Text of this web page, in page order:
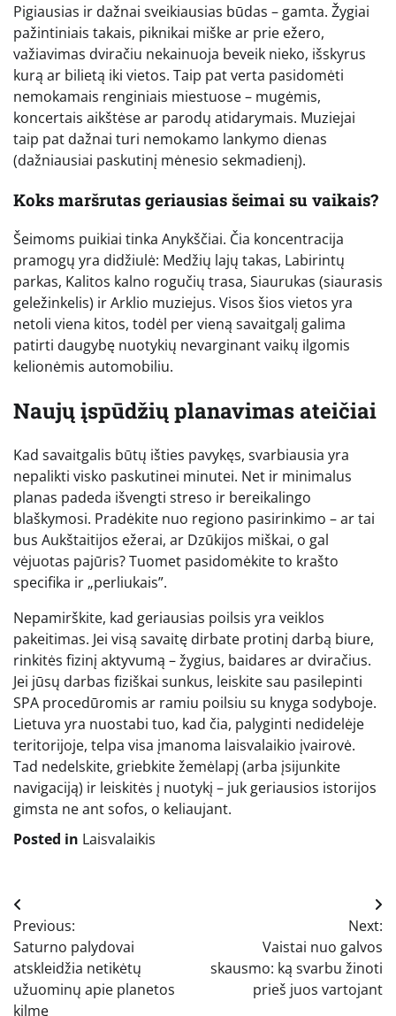
Pigiausias ir dažnai sveikiausias būdas – gamta. Žygiai
pažintiniais takais, piknikai miške ar prie ežero,
važiavimas dviračiu nekainuoja beveik nieko, išskyrus
kurą ar bilietą iki vietos. Taip pat verta pasidomėti
nemokamais renginiais miestuose – mugėmis,
koncertais aikštėse ar parodų atidarymais. Muziejai
taip pat dažnai turi nemokamo lankymo dienas
(dažniausiai paskutinį mėnesio sekmadienį).
Koks maršrutas geriausias šeimai su vaikais?
Šeimoms puikiai tinka Anykščiai. Čia koncentracija
pramogų yra didžiulė: Medžių lajų takas, Labirintų
parkas, Kalitos kalno rogučių trasa, Siaurukas (siaurasis
geležinkelis) ir Arklio muziejus. Visos šios vietos yra
netoli viena kitos, todėl per vieną savaitgalį galima
patirti daugybę nuotykių nevarginant vaikų ilgomis
kelionėmis automobiliu.
Naujų įspūdžių planavimas ateičiai
Kad savaitgalis būtų išties pavykęs, svarbiausia yra
nepalikti visko paskutinei minutei. Net ir minimalus
planas padeda išvengti streso ir bereikalingo
blaškymosi. Pradėkite nuo regiono pasirinkimo – ar tai
bus Aukštaitijos ežerai, ar Dzūkijos miškai, o gal
vėjuotas pajūris? Tuomet pasidomėkite to krašto
specifika ir „perliukais”.
Nepamirškite, kad geriausias poilsis yra veiklos
pakeitimas. Jei visą savaitę dirbate protinį darbą biure,
rinkitės fizinį aktyvumą – žygius, baidares ar dviračius.
Jei jūsų darbas fiziškai sunkus, leiskite sau pasilepinti
SPA procedūromis ar ramiu poilsiu su knyga sodyboje.
Lietuva yra nuostabi tuo, kad čia, palyginti nedidelėje
teritorijoje, telpa visa įmanoma laisvalaikio įvairovė.
Tad nedelskite, griebkite žemėlapį (arba įsijunkite
navigaciją) ir leiskitės į nuotykį – juk geriausios istorijos
gimsta ne ant sofos, o keliaujant.
Posted in Laisvalaikis
Navigacija
tarp
įrašų
Previous:
Saturno palydovai
atskleidžia netikėtų
užuominų apie planetos
kilmę
Next:
Vaistai nuo galvos
skausmo: ką svarbu žinoti
prieš juos vartojant